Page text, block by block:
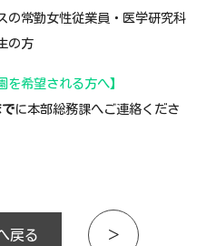
の常勤女性従業員・医学研究科
の方
希望される方へ】
に本部総務課へご連絡くださ
戻る ＞